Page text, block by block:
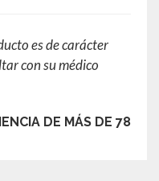
es de carácter
con su médico
DE MÁS DE 78